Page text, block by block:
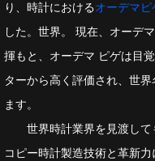
り、時計におけるオーデマ
した。世界。 現在、オーデ
揮もと、オーデマ ピゲは目
ターから高く評価され、世
ます。
世界時計業界を見渡し
コピー時計製造技術と革新